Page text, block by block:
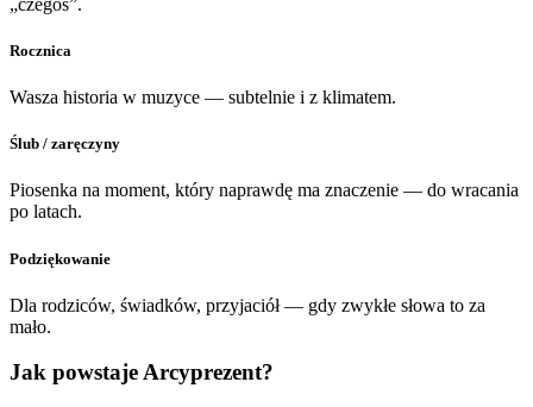
Rocznica
Wasza historia w muzyce — subtelnie i z klimatem.
Ślub / zaręczyny
Piosenka na moment, który naprawdę ma znaczenie — do wracania
po latach.
Podziękowanie
Dla rodziców, świadków, przyjaciół — gdy zwykłe słowa to za
mało.
Jak powstaje Arcyprezent?